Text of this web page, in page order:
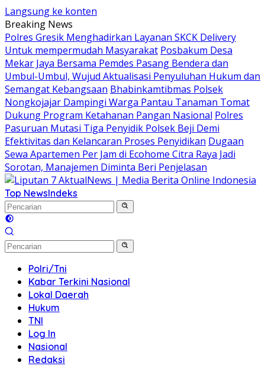
Langsung ke konten
Breaking News
Polres Gresik Menghadirkan Layanan SKCK Delivery
Untuk mempermudah Masyarakat Posbakum Desa
Mekar Jaya Bersama Pemdes Pasang Bendera dan
Umbul-Umbul, Wujud Aktualisasi Penyuluhan Hukum dan
Semangat Kebangsaan Bhabinkamtibmas Polsek
Nongkojajar Dampingi Warga Pantau Tanaman Tomat
Dukung Program Ketahanan Pangan Nasional Polres
Pasuruan Mutasi Tiga Penyidik Polsek Beji Demi
Efektivitas dan Kelancaran Proses Penyidikan Dugaan
Sewa Apartemen Per Jam di Ecohome Citra Raya Jadi
Sorotan, Manajemen Diminta Beri Penjelasan
Top NewsIndeks
Polri/Tni
Kabar Terkini Nasional
Lokal Daerah
Hukum
TNI
Log In
Nasional
Redaksi